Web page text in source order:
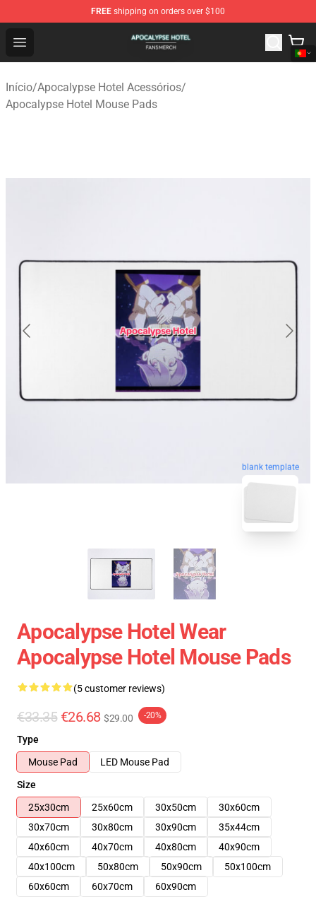
FREE shipping on orders over $100
Open menu
Apocalypse Hotel Shop - Official Apocalypse Hotel
Início/Apocalypse Hotel Acessórios/
Apocalypse Hotel Mouse Pads
blank template
Apocalypse Hotel Wear
Apocalypse Hotel Mouse Pads
(5 customer reviews)
€33.35 €26.68 $29.00 -20%
Type
Mouse Pad
LED Mouse Pad
Size
25x30cm
25x60cm 30x50cm
30x60cm
30x70cm
30x80cm 30x90cm
35x44cm
40x60cm
40x70cm 40x80cm
40x90cm
40x100cm
50x80cm 50x90cm
50x100cm
60x60cm
60x70cm 60x90cm